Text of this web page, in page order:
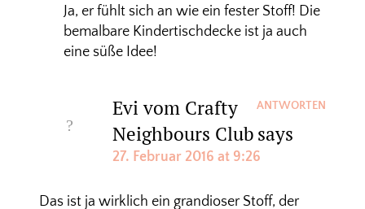
Ja, er fühlt sich an wie ein fester Stoff! Die
bemalbare Kindertischdecke ist ja auch
eine süße Idee!
Evi vom Crafty
Neighbours Clubsays
27. Februar 2016 at 9:26
Das ist ja wirklich ein grandioser Stoff, der
ANTWORTEN